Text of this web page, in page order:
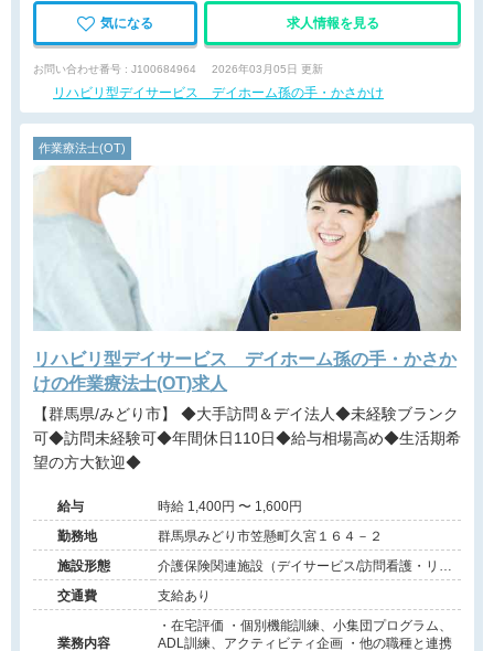
気になる 求人情報を見る
お問い合わせ番号 : J100684964 2026年03月05日 更新
リハビリ型デイサービス デイホーム孫の手・かさかけ
作業療法士(OT)
リハビリ型デイサービス デイホーム孫の手・かさか
けの作業療法士(OT)求人
【群馬県/みどり市】 ◆大手訪問＆デイ法人◆未経験ブランク
可◆訪問未経験可◆年間休日110日◆給与相場高め◆生活期希
望の方大歓迎◆
給与
時給 1,400円 〜 1,600円
勤務地
群馬県みどり市笠懸町久宮１６４－２
施設形態
介護保険関連施設（デイサービス/訪問看護・リ
ハ）
交通費 支給あり
業務内容
・在宅評価 ・個別機能訓練、小集団プログラム、
ADL訓練、アクティビティ企画 ・他の職種と連携